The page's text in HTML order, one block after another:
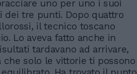
uno per uno i suoi
dei tre punti. Dopo quattro
il tecnico toscano
Lo aveva fatto anche in
tardavano ad arrivare,
che solo le vittorie ti possono